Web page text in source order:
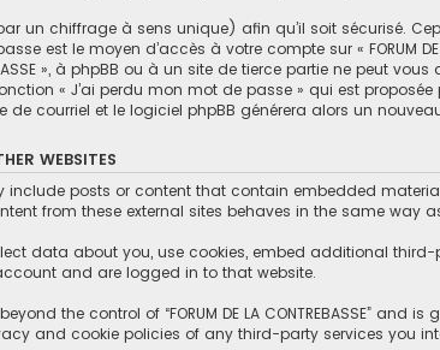
un chiffrage à sens unique) afin qu’il soit sécurisé.
est le moyen d’accès à votre compte sur « FORUM
», à phpBB ou à un site de tierce partie ne peut
« J’ai perdu mon mot de passe » qui est
de courriel et le logiciel phpBB générera alors un
WEBSITES
may include posts or content that contain embedded
from these external sites behaves in the same way
data about you, use cookies, embed additional
and are logged in to that website.
the control of “FORUM DE LA CONTREBASSE”
and cookie policies of any third-party services you